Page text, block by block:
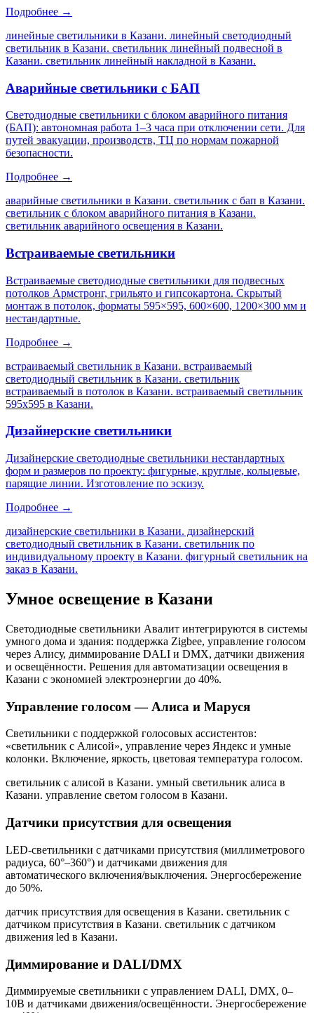
Подробнее →
линейные светильники в Казани. линейный светодиодный
светильник в Казани. светильник линейный подвесной в
Казани. светильник линейный накладной в Казани.
Аварийные светильники с БАП
Светодиодные светильники с блоком аварийного питания
(БАП): автономная работа 1–3 часа при отключении сети. Для
путей эвакуации, производств, ТЦ по нормам пожарной
безопасности.
Подробнее →
аварийные светильники в Казани. светильник с бап в Казани.
светильник с блоком аварийного питания в Казани.
светильник аварийного освещения в Казани.
Встраиваемые светильники
Встраиваемые светодиодные светильники для подвесных
потолков Армстронг, грильято и гипсокартона. Скрытый
монтаж в потолок, форматы 595×595, 600×600, 1200×300 мм и
нестандартные.
Подробнее →
встраиваемый светильник в Казани. встраиваемый
светодиодный светильник в Казани. светильник
встраиваемый в потолок в Казани. встраиваемый светильник
595х595 в Казани.
Дизайнерские светильники
Дизайнерские светодиодные светильники нестандартных
форм и размеров по проекту: фигурные, круглые, кольцевые,
парящие линии. Изготовление по эскизу.
Подробнее →
дизайнерские светильники в Казани. дизайнерский
светодиодный светильник в Казани. светильник по
индивидуальному проекту в Казани. фигурный светильник на
заказ в Казани.
Умное освещение в Казани
Светодиодные светильники Авалит интегрируются в системы
умного дома и здания: поддержка Zigbee, управление голосом
через Алису, диммирование DALI и DMX, датчики движения
и освещённости. Решения для автоматизации освещения в
Казани с экономией электроэнергии до 40%.
Управление голосом — Алиса и Маруся
Светильники с поддержкой голосовых ассистентов:
«светильник с Алисой», управление через Яндекс и умные
колонки. Включение, яркость, цветовая температура голосом.
светильник с алисой в Казани. умный светильник алиса в
Казани. управление светом голосом в Казани.
Датчики присутствия для освещения
LED-светильники с датчиками присутствия (миллиметрового
радиуса, 60°–360°) и датчиками движения для
автоматического включения/выключения. Энергосбережение
до 50%.
датчик присутствия для освещения в Казани. светильник с
датчиком присутствия в Казани. светильник с датчиком
движения led в Казани.
Диммирование и DALI/DMX
Диммируемые светильники с управлением DALI, DMX, 0–
10В и датчиками движения/освещённости. Энергосбережение